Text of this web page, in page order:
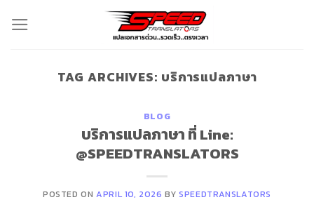
TAG ARCHIVES: บริการแปลภาษา
BLOG
บริการแปลภาษา ที่ Line:
@SPEEDTRANSLATORS
POSTED ONAPRIL 10, 2026 BYSPEEDTRANSLATORS